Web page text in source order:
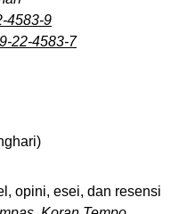
4583-9
22-4583-7
opini, esei, dan resensi